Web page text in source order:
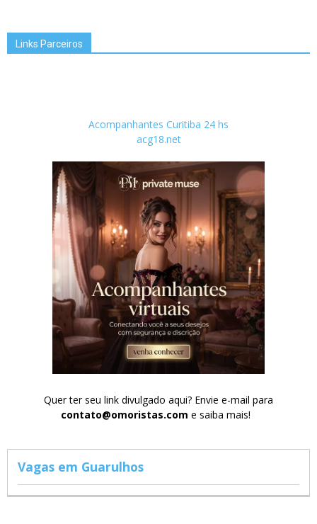
Links Parceiros
Acompanhantes Curitiba 24 hs
acg18.net
Quer ter seu link divulgado aqui? Envie e-mail para
contato@omoristas.com e saiba mais!
Vagas em Guarulhos